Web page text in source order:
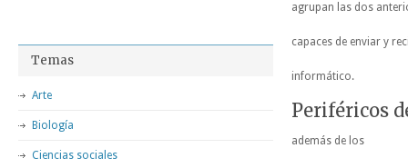
agrupan las dos
capaces de enviar y
informático.
Periféricos
además de los
Temas
Arte
Biología
Ciencias sociales